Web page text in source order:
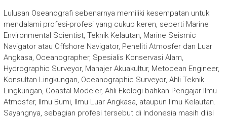
Lulusan Oseanografi sebenarnya memiliki kesempatan untuk
mendalami profesi-profesi yang cukup keren, seperti Marine
Environmental Scientist, Teknik Kelautan, Marine Seismic
Navigator atau Offshore Navigator, Peneliti Atmosfer dan Luar
Angkasa, Oceanographer, Spesialis Konservasi Alam,
Hydrographic Surveyor, Manajer Akuakultur, Metocean Engineer,
Konsultan Lingkungan, Oceanographic Surveyor, Ahli Teknik
Lingkungan, Coastal Modeler, Ahli Ekologi bahkan Pengajar Ilmu
Atmosfer, Ilmu Bumi, Ilmu Luar Angkasa, ataupun Ilmu Kelautan.
Sayangnya, sebagian profesi tersebut di Indonesia masih diisi